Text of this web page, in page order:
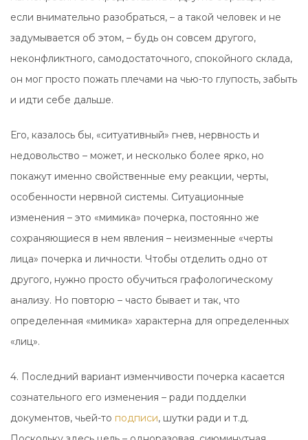
если внимательно разобраться, – а такой человек и не
задумывается об этом, – будь он совсем другого,
неконфликтного, самодостаточного, спокойного склада,
он мог просто пожать плечами на чью-то глупость, забыть
и идти себе дальше.
Его, казалось бы, «ситуативный» гнев, нервность и
недовольство – может, и несколько более ярко, но
покажут именно свойственные ему реакции, черты,
особенности нервной системы. Ситуационные
изменения – это «мимика» почерка, постоянно же
сохраняющиеся в нем явления – неизменные «черты
лица» почерка и личности. Чтобы отделить одно от
другого, нужно просто обучиться графологическому
анализу. Но повторю – часто бывает и так, что
определенная «мимика» характерна для определенных
«лиц».
4. Последний вариант изменчивости почерка касается
сознательного его изменения – ради подделки
документов, чьей-то подписи, шутки ради и т.д.